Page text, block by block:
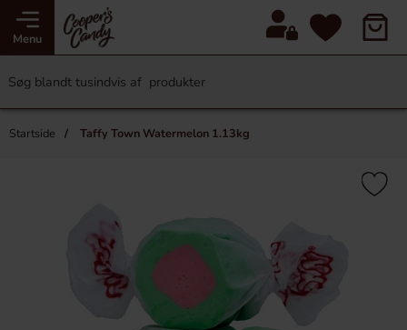
Menu
Startside Taffy Town Watermelon 1.13kg